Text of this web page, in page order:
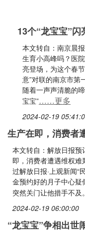
13个“龙宝宝”闪
本文转自：南京晨
生育小高峰吗？医
亮登场，为这个春
意”对联的南京市第
随着一声声清脆的
宝宝”……更多
2024-02-19
生产在即，消费者
本文转自：解放日报预
即，消费者遭遇维权
过解放日报·上观新闻“
金预约好的月子中心疑
突然关门让他措手不
2024-02-19 06:00:00
“龙宝宝”争相出世